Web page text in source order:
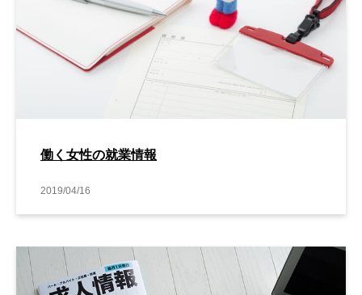
働く女性の就業情報
2019/04/16